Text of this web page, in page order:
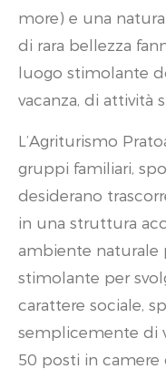
more) e una
di rara bellezza
luogo stimolante
vacanza, di attività
L’Agriturismo
gruppi familiari,
desiderano
in una struttura
ambiente naturale
stimolante per
carattere sociale,
semplicemente di
50 posti in camere